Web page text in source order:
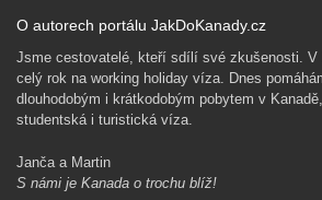
O autorech portálu JakDoKanady.cz
Jsme cestovatelé, kteří sdílí své zkušenosti. V
celý rok na working holiday víza. Dnes
dlouhodobým i krátkodobým pobytem v
studentská i turistická víza.
Janča a Martin
S námi je Kanada o trochu blíž!